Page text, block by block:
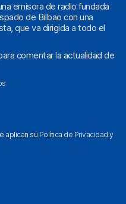
emisora de radio fundada
de Bilbao con una
que va dirigida a todo el
comentar la actualidad de
aplican su Política de Privacidad y